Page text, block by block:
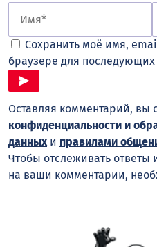
Сохранить моё имя,
браузере для
Оставляя комментарий, вы
конфиденциальности и
данныхи правилами
Чтобы отслеживать ответы
на ваши комментарии,